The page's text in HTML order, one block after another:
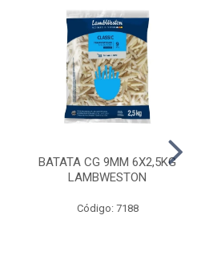
BATATA CG 9MM 6X2,5KG
LAMBWESTON
Código: 7188